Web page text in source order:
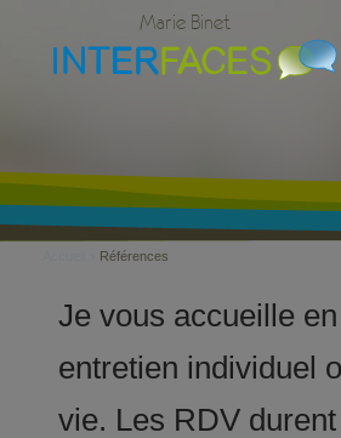
Marie Binet
Références
Je vous accueille
entretien individuel
vie. Les RDV